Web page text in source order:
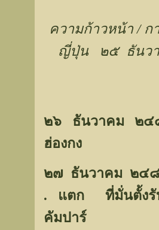
ความก้าวหน้า / ก
ญี่ปุ่น ๒๕ ธันว
๒๖ ธันวาคม ๒
ฮ่องกง
๒๗ ธันวาคม ๒
. แตก ที่มั่นตั้ง
คัมปาร์